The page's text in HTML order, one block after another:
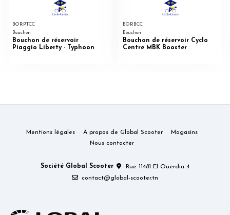
BORPTCC
Bouchon
Bouchon de réservoir
Piaggio Liberty - Typhoon
BORBCC
Bouchon
Bouchon de réservoir Cyclo
Centre MBK Booster
Mentions légales A propos de Global Scooter
Magasins
Nous contacter
Société Global Scooter
Rue 11481 El Ouerdia 4
contact@global-scooter.tn